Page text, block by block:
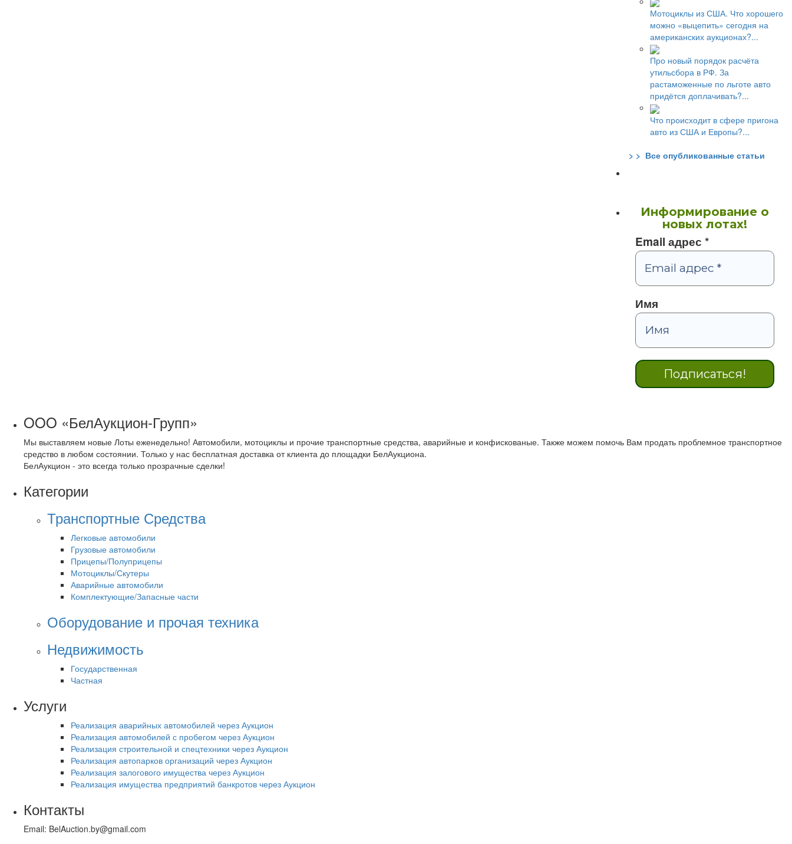
Мотоциклы из США. Что хорошего
можно «выцепить» сегодня на
американских аукционах?...
Про новый порядок расчёта
утильсбора в РФ. За
растаможенные по льготе авто
придётся доплачивать?...
Что происходит в сфере пригона
авто из США и Европы?...
> > Все опубликованные статьи
Информирование о
новых лотах!
Email адрес *
Имя
OOO «БелАукцион-Групп»
Мы выставляем новые Лоты еженедельно! Автомобили, мотоциклы и прочие транспортные средства, аварийные и конфискованые. Также можем помочь Вам продать проблемное транспортное
средство в любом состоянии. Только у нас бесплатная доставка от клиента до площадки БелАукциона.
БелАукцион - это всегда только прозрачные сделки!
Категории
Транспортные Средства
Легковые автомобили
Грузовые автомобили
Прицепы/Полуприцепы
Мотоциклы/Скутеры
Аварийные автомобили
Комплектующие/Запасные части
Оборудование и прочая техника
Недвижимость
Государственная
Частная
Услуги
Реализация аварийных автомобилей через Аукцион
Реализация автомобилей с пробегом через Аукцион
Реализация строительной и спецтехники через Аукцион
Реализация автопарков организаций через Аукцион
Реализация залогового имущества через Аукцион
Реализация имущества предприятий банкротов через Аукцион
Контакты
Email: BelAuction.by@gmail.com